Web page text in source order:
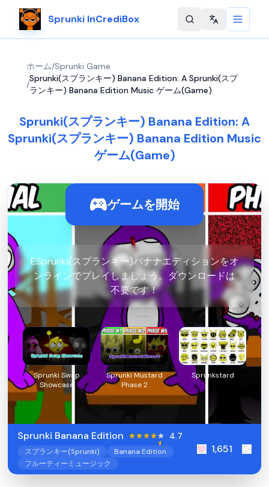
Sprunki InCrediBox Change
ホーム/Sprunki Game
/
Sprunki(スプランキー) Banana Edition: A Sprunki(スプ
ランキー) Banana Edition Music ゲーム(Game)
Sprunki(スプランキー) Banana Edition: A
Sprunki(スプランキー) Banana Edition Music
ゲーム(Game)
ゲームを開始
ESprunki(スプランキー)バナナエディションをオ
ンラインでプレイしましょう。ダウンロードは
不要です！
Sprunki Swap
Showcase
Sprunki Mustard
Phase 2
Sprunkstard
Sprunki Banana Edition 4.7
スプランキー(Sprunki)
Banana Edition
フルーティーミュージック
1,651